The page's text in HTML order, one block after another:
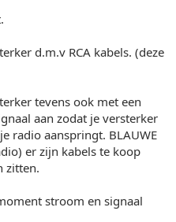
d.m.v RCA kabels. (deze
tevens ook met een
aan zodat je versterker
radio aanspringt. BLAUWE
er zijn kabels te koop
zitten.
stroom en signaal